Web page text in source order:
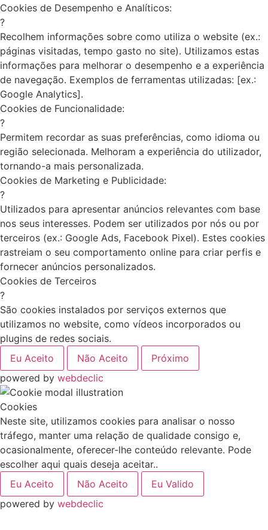
Cookies de Desempenho e Analíticos:
?
Recolhem informações sobre como utiliza o website (ex.:
páginas visitadas, tempo gasto no site). Utilizamos estas
informações para melhorar o desempenho e a experiência
de navegação. Exemplos de ferramentas utilizadas: [ex.:
Google Analytics].
Cookies de Funcionalidade:
?
Permitem recordar as suas preferências, como idioma ou
região selecionada. Melhoram a experiência do utilizador,
tornando-a mais personalizada.
Cookies de Marketing e Publicidade:
?
Utilizados para apresentar anúncios relevantes com base
nos seus interesses. Podem ser utilizados por nós ou por
terceiros (ex.: Google Ads, Facebook Pixel). Estes cookies
rastreiam o seu comportamento online para criar perfis e
fornecer anúncios personalizados.
Cookies de Terceiros
?
São cookies instalados por serviços externos que
utilizamos no website, como vídeos incorporados ou
plugins de redes sociais.
Eu Aceito
Não Aceito
Próximo
powered by webdeclic
Cookies
Neste site, utilizamos cookies para analisar o nosso
tráfego, manter uma relação de qualidade consigo e,
ocasionalmente, oferecer-lhe conteúdo relevante. Pode
escolher aqui quais deseja aceitar..
Eu Aceito
Não Aceito
Eu Valido
powered by webdeclic